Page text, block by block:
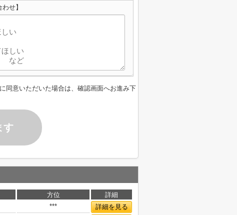
せ】
同意いただいた場合は、確認画面へお進み下
す
方位
詳細
***
詳細を見る